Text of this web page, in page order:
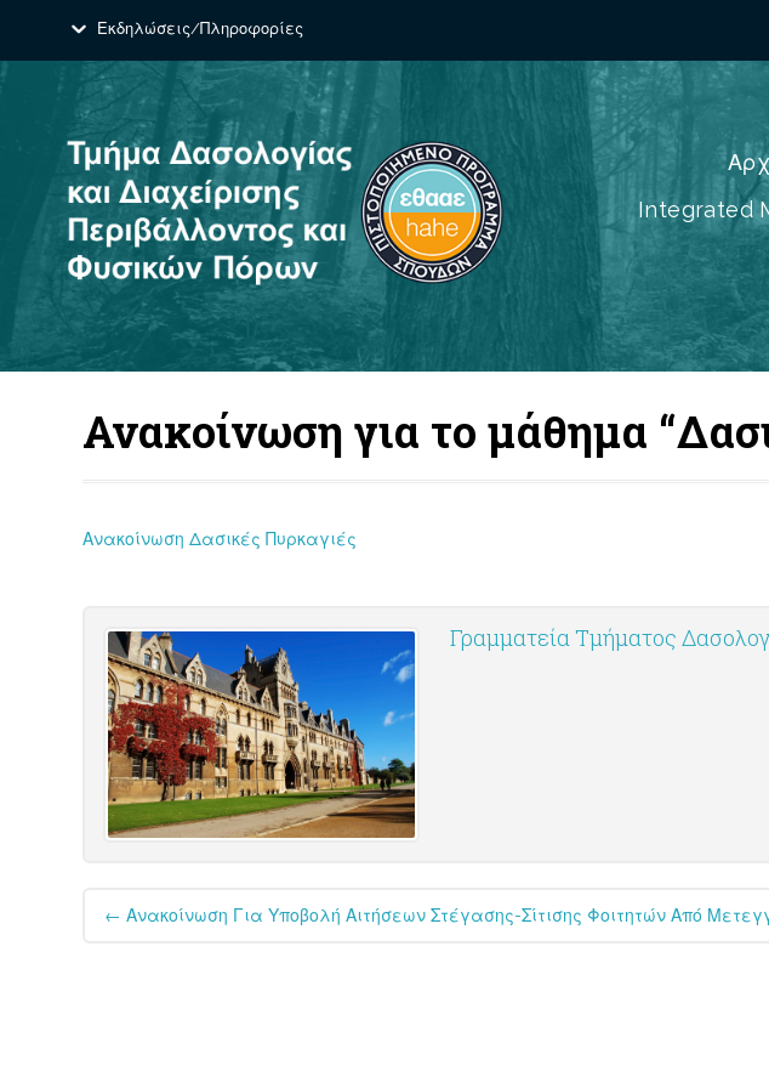
Εκδηλώσεις/Πληροφορίες
Integrated
Ανακοίνωση για το μάθημα
Ανακοίνωση Δασικές Πυρκαγιές
Γραμματεία Τμήματος
Post
navigation
← Ανακοίνωση Για Υποβολή Αιτήσεων Στέγασης-Σίτισης Φοιτητών Από